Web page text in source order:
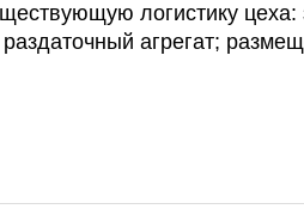
логистику
агрегат;